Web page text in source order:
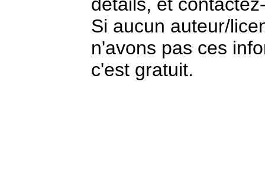
Si aucun auteur/
n'avons pas ces
c'est gratuit.